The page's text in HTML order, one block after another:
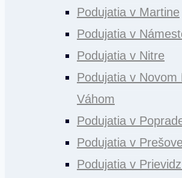
Podujatia v Martine
Podujatia v
Podujatia v Nitre
Podujatia v Novom
Váhom
Podujatia v
Podujatia v
Podujatia v